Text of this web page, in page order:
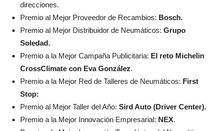
direcciones.
Premio al Mejor Proveedor de Recambios: Bosch.
Premio al Mejor Distribuidor de Neumáticos: Grupo
Soledad.
Premio a la Mejor Campaña Publicitaria: El reto Michelin
CrossClimate con Eva González.
Premio a la Mejor Red de Talleres de Neumáticos: First
Stop:
Premio al Mejor Taller del Año: Sird Auto (Driver Center).
Premio a la Mejor Innovación Empresarial: NEX.